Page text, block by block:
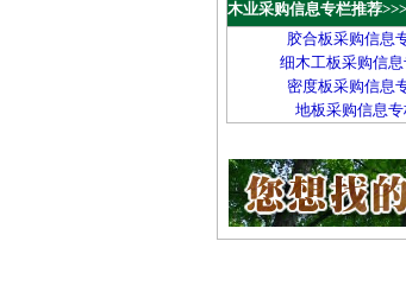
木业采购信息专栏推荐>>>
胶合板采购信息
细木工板采购信
密度板采购信息
地板采购信息专